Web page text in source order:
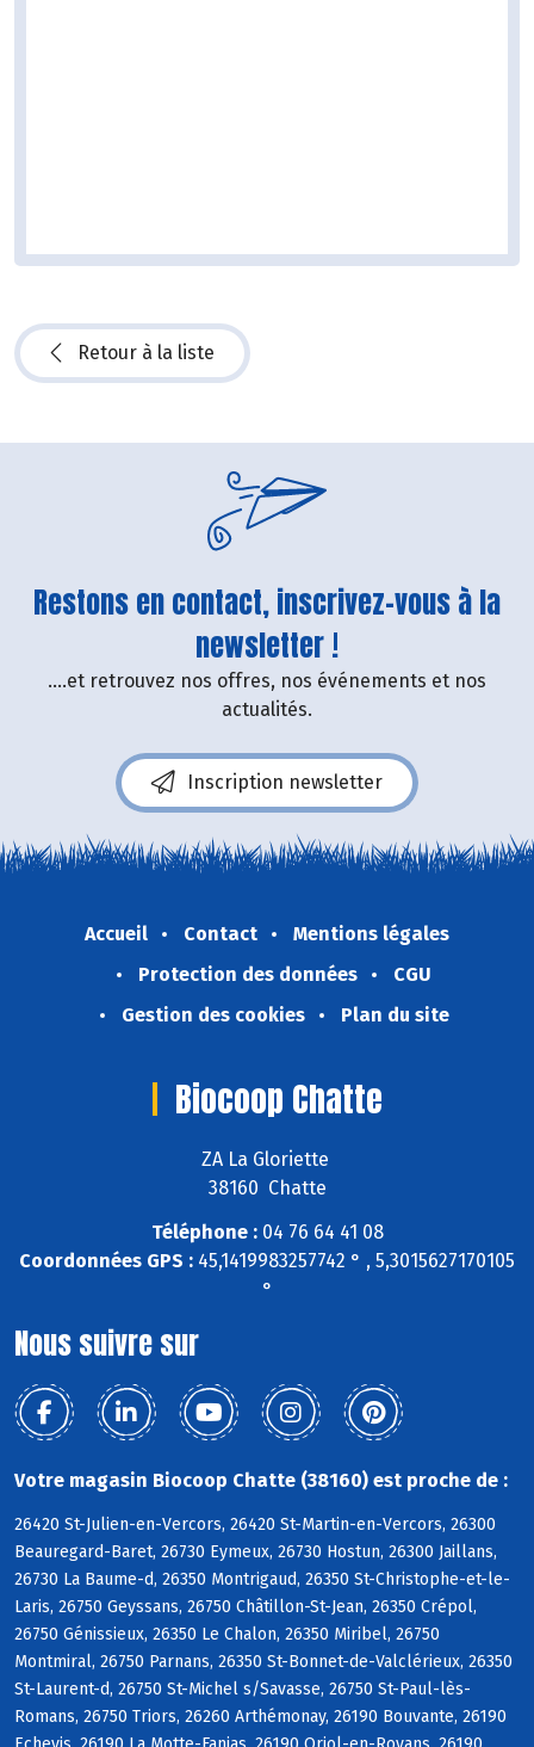
Retour à la liste
Restons en contact, inscrivez-vous à la
newsletter !
....et retrouvez nos offres, nos événements et nos
actualités.
Inscription newsletter
Accueil Contact
Mentions légales
Protection des données
CGU
Gestion des cookies
Plan du site
Biocoop Chatte
ZA La Gloriette
38160 Chatte
Téléphone :04 76 64 41 08
Coordonnées GPS : 45,1419983257742 ° , 5,3015627170105
°
Nous suivre sur
Votre magasin Biocoop Chatte (38160) est proche de :
26420 St-Julien-en-Vercors, 26420 St-Martin-en-Vercors, 26300
Beauregard-Baret, 26730 Eymeux, 26730 Hostun, 26300 Jaillans,
26730 La Baume-d, 26350 Montrigaud, 26350 St-Christophe-et-le-
Laris, 26750 Geyssans, 26750 Châtillon-St-Jean, 26350 Crépol,
26750 Génissieux, 26350 Le Chalon, 26350 Miribel, 26750
Montmiral, 26750 Parnans, 26350 St-Bonnet-de-Valclérieux, 26350
St-Laurent-d, 26750 St-Michel s/Savasse, 26750 St-Paul-lès-
Romans, 26750 Triors, 26260 Arthémonay, 26190 Bouvante, 26190